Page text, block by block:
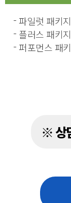
파일럿 패키
플러스 패키
퍼포먼스 패
※ 상